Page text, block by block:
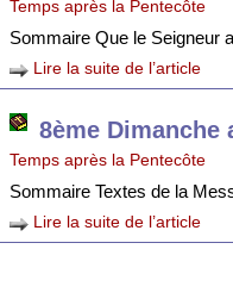
Temps après la Pentecôte
Sommaire Que le Seigneur
Lire la suite de l’article
8ème Dimanche
Temps après la Pentecôte
Sommaire Textes de la
Lire la suite de l’article